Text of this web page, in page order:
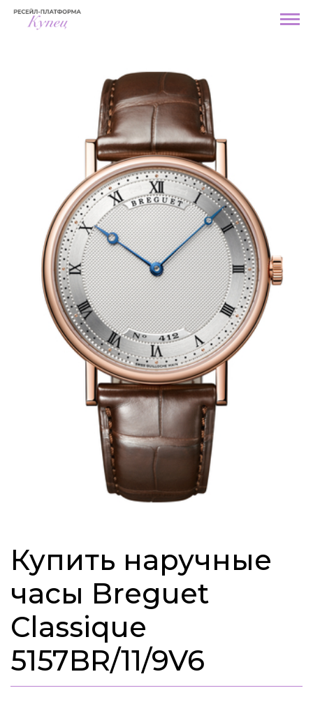
Купить наручные
часы Breguet
Classique
5157BR/11/9V6